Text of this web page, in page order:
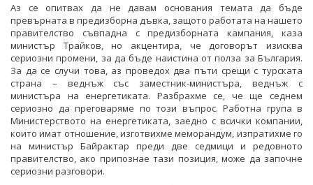
Аз се опитвах да не давам основания темата да бъде
превърната в предизборна дъвка, защото работата на нашето
правителство съвпадна с предизборната кампания, каза
министър Трайков, но акцентира, че договорът изисква
сериозни промени, за да бъде наистина от полза за България.
За да се случи това, аз проведох два пъти срещи с турската
страна – веднъж със заместник-министъра, веднъж с
министъра на енергетиката. Разбрахме се, че ще седнем
сериозно да преговаряме по този въпрос. Работна група в
Министерството на енергетиката, заедно с всички компании,
които имат отношение, изготвихме меморандум, изпратихме го
на министър Байрактар преди две седмици и редовното
правителство, ако припознае тази позиция, може да започне
сериозни разговори.